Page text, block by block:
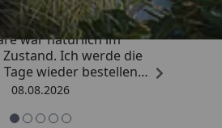
schnelle Lieferung.
war natürlich im
Ich werde die
wieder bestellen
die Belegschaft gute
08.08.2026